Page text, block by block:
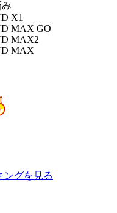
X1
MAX GO
MAX2
MAX
ングを見る